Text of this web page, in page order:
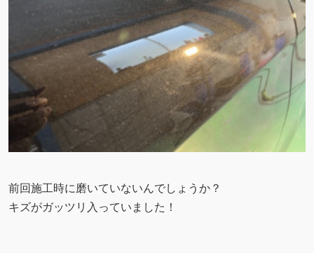
前回施工時に磨いていないんでしょうか？
キズがガッツリ入っていました！